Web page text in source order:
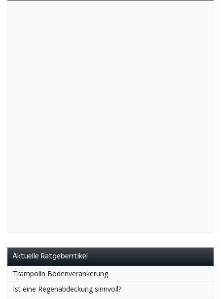
Aktuelle Ratgeberrtikel
Trampolin Bodenverankerung
Ist eine Regenabdeckung sinnvoll?